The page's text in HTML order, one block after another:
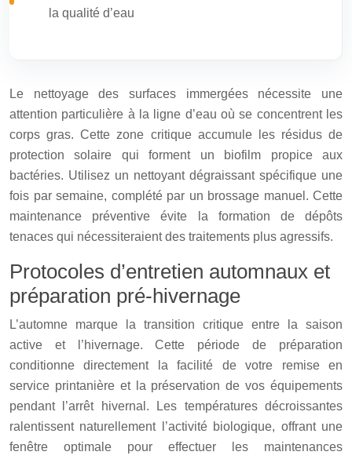
la qualité d’eau
Le nettoyage des surfaces immergées nécessite une
attention particulière à la ligne d’eau où se concentrent les
corps gras. Cette zone critique accumule les résidus de
protection solaire qui forment un biofilm propice aux
bactéries. Utilisez un nettoyant dégraissant spécifique une
fois par semaine, complété par un brossage manuel. Cette
maintenance préventive évite la formation de dépôts
tenaces qui nécessiteraient des traitements plus agressifs.
Protocoles d’entretien automnaux et
préparation pré-hivernage
L’automne marque la transition critique entre la saison
active et l’hivernage. Cette période de préparation
conditionne directement la facilité de votre remise en
service printanière et la préservation de vos équipements
pendant l’arrêt hivernal. Les températures décroissantes
ralentissent naturellement l’activité biologique, offrant une
fenêtre optimale pour effectuer les maintenances